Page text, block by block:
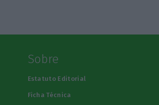
Sobre
Estatuto Editorial
Ficha Técnica